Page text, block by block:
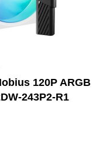
120P ARGB
243P2-R1